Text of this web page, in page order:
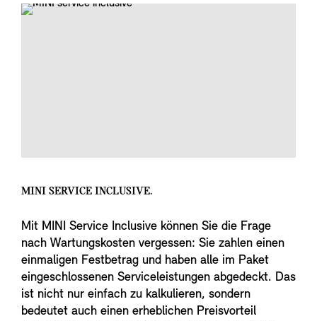
MINI SERVICE INCLUSIVE.
Mit MINI Service Inclusive können Sie die Frage
nach Wartungskosten vergessen: Sie zahlen einen
einmaligen Festbetrag und haben alle im Paket
eingeschlossenen Serviceleistungen abgedeckt. Das
ist nicht nur einfach zu kalkulieren, sondern
bedeutet auch einen erheblichen Preisvorteil